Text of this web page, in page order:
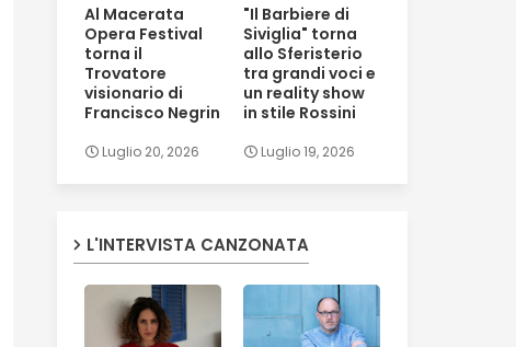
Al Macerata
Opera Festival
torna il
Trovatore
visionario di
Francisco Negrin
Luglio 20, 2026
"Il Barbiere di
Siviglia" torna
allo Sferisterio
tra grandi voci e
un reality show
in stile Rossini
Luglio 19, 2026
L'INTERVISTA CANZONATA